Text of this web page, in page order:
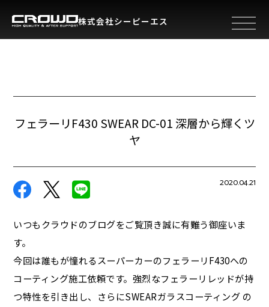
株式会社シーピーエス toggle
フェラーリF430 SWEAR DC-01 深層から輝くツ
ヤ
2020.04.21
いつもクラウドのブログをご覧頂き誠に有難う御座いま
す。
今回は誰もが憧れるスーパーカーのフェラーリF430への
コーティング施工依頼です。強烈なフェラーリレッドが持
つ特性を引き出し、さらにSWEARガラスコーティング の